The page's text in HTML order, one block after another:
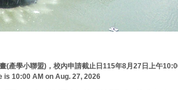
(產學小聯盟)，校內申請截止日115年8月27日上午
10:00 AM on Aug. 27, 2026